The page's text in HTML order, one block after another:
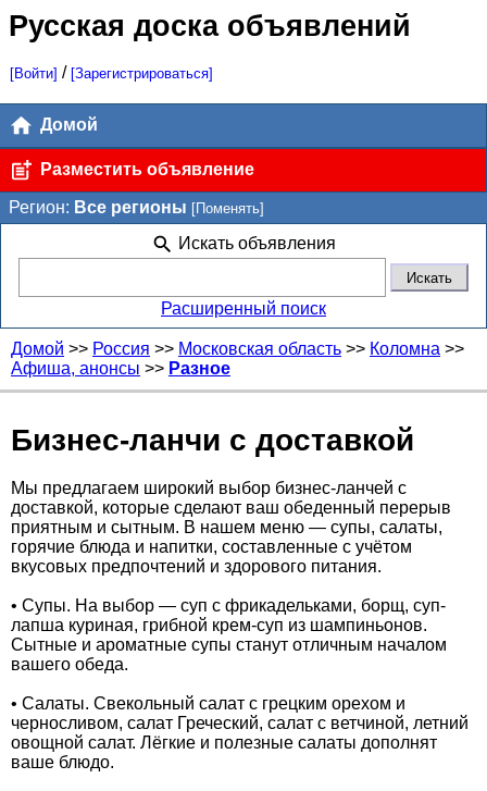
Русская доска объявлений
[Войти] / [Зарегистрироваться]
Домой
Разместить объявление
Регион: Все регионы [Поменять]
Искать объявления
Расширенный поиск
Домой >> Россия >> Московская область >> Коломна >>
Афиша, анонсы >> Разное
Бизнес-ланчи с доставкой
Мы предлагаем широкий выбор бизнес-ланчей с
доставкой, которые сделают ваш обеденный перерыв
приятным и сытным. В нашем меню — супы, салаты,
горячие блюда и напитки, составленные с учётом
вкусовых предпочтений и здорового питания.
• Супы. На выбор — суп с фрикадельками, борщ, суп-
лапша куриная, грибной крем-суп из шампиньонов.
Сытные и ароматные супы станут отличным началом
вашего обеда.
• Салаты. Свекольный салат с грецким орехом и
черносливом, салат Греческий, салат с ветчиной, летний
овощной салат. Лёгкие и полезные салаты дополнят
ваше блюдо.